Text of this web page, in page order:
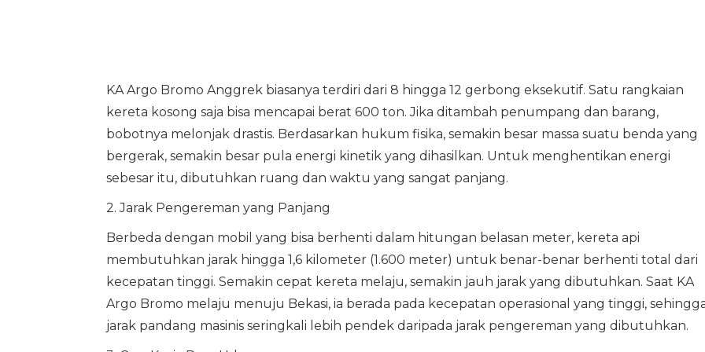
KA Argo Bromo Anggrek biasanya terdiri dari 8 hingga 12 gerbong eksekutif. Satu rangkaian
kereta kosong saja bisa mencapai berat 600 ton. Jika ditambah penumpang dan barang,
bobotnya melonjak drastis. Berdasarkan hukum fisika, semakin besar massa suatu benda yang
bergerak, semakin besar pula energi kinetik yang dihasilkan. Untuk menghentikan energi
sebesar itu, dibutuhkan ruang dan waktu yang sangat panjang.
2. Jarak Pengereman yang Panjang
Berbeda dengan mobil yang bisa berhenti dalam hitungan belasan meter, kereta api
membutuhkan jarak hingga 1,6 kilometer (1.600 meter) untuk benar-benar berhenti total dari
kecepatan tinggi. Semakin cepat kereta melaju, semakin jauh jarak yang dibutuhkan. Saat KA
Argo Bromo melaju menuju Bekasi, ia berada pada kecepatan operasional yang tinggi,
jarak pandang masinis seringkali lebih pendek daripada jarak pengereman yang dibutuhkan.